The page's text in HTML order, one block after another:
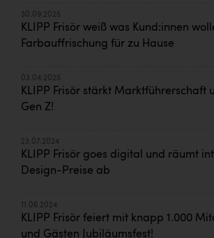
30.09.2025
KLIPP Frisör weiß was Kund:innen
Farbauffrischung für zu Hause
03.04.2025
KLIPP Frisör stärkt Marktführerschaft
Gen Z!
23.07.2024
KLIPP Frisör goes digital und räumt
Design-Preise ab
11.06.2024
KLIPP Frisör feiert mit knapp 1.000
und Gästen Jubiläumsfest!